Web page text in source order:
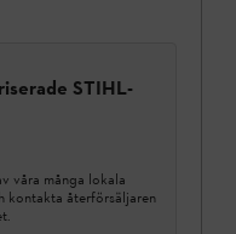
STIHL-
våra många lokala
kontakta återförsäljaren